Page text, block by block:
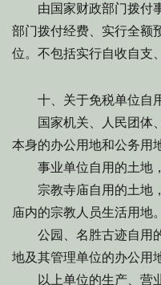
由国家财政部门拨付事
部门拨付经费、实行全额
位。不包括实行自收自支
十、关于免税单位自用
国家机关、人民团体、
本身的办公用地和公务用
事业单位自用的土地，
宗教寺庙自用的土地，
庙内的宗教人员生活用地。
公园、名胜古迹自用的
地及其管理单位的办公用
以上单位的生产、营业